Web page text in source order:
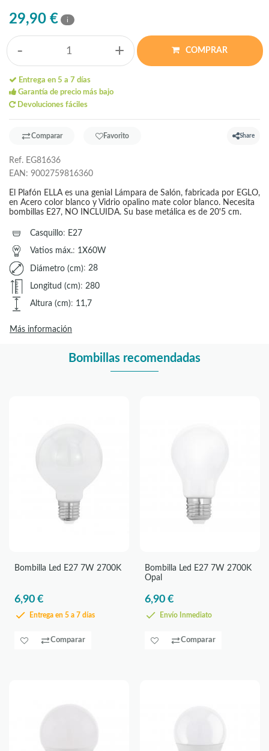
29,90 € i
- + COMPRAR
Entrega en 5 a 7 días
Garantía de precio más bajo
Devoluciones fáciles
Comparar Favorito Share
Ref. EG81636
EAN: 9002759816360
El Plafón ELLA es una genial Lámpara de Salón, fabricada por EGLO,
en Acero color blanco y Vidrio opalino mate color blanco. Necesita
bombillas E27, NO INCLUIDA. Su base metálica es de 20'5 cm.
Casquillo: E27
Vatios máx.: 1X60W
Diámetro (cm): 28
Longitud (cm): 280
Altura (cm): 11,7
Más información
Bombillas recomendadas
Bombilla Led E27 7W 2700K
6,90 €
Entrega en 5 a 7 días
Comparar
Bombilla Led E27 7W 2700K
Opal
6,90 €
Envío Inmediato
Comparar